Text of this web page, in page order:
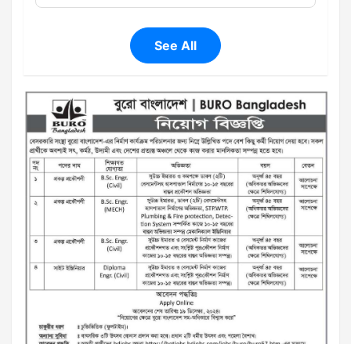
See All